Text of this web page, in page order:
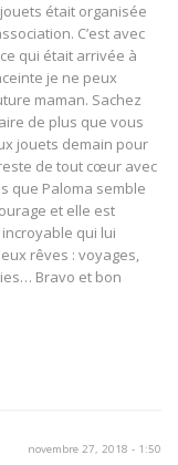
était organisée
C’est avec
qui était arrivée à
je ne peux
maman. Sachez
de plus que vous
jouets demain pour
de tout cœur avec
que Paloma semble
et elle est
qui lui
rêves : voyages,
Bravo et bon
novembre 27, 2018 - 1:50